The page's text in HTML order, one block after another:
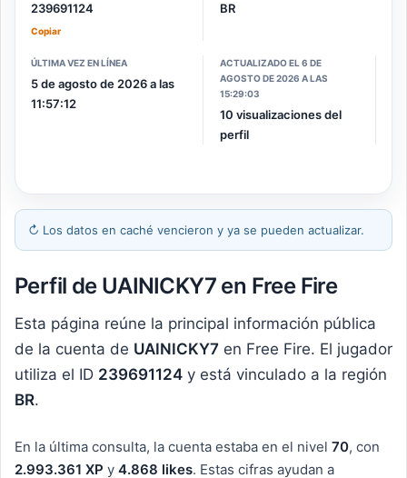
239691124
Copiar
BR
ÚLTIMA VEZ EN LÍNEA
5 de agosto de 2026 a las
11:57:12
ACTUALIZADO EL 6 DE
AGOSTO DE 2026 A LAS
15:29:03
10 visualizaciones del
perfil
↻ Los datos en caché vencieron y ya se pueden actualizar.
Perfil de UAIㅤNICKY7 en Free Fire
Esta página reúne la principal información pública
de la cuenta de UAIㅤNICKY7 en Free Fire. El jugador
utiliza el ID 239691124 y está vinculado a la región
BR.
En la última consulta, la cuenta estaba en el nivel 70, con
2.993.361 XP y 4.868 likes. Estas cifras ayudan a